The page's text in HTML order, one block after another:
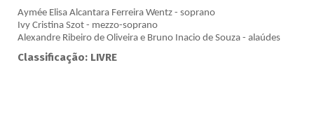
Aymée Elisa Alcantara Ferreira Wentz - soprano
Ivy Cristina Szot - mezzo-soprano
Alexandre Ribeiro de Oliveira e Bruno Inacio de Souza - alaúdes
Classificação: LIVRE